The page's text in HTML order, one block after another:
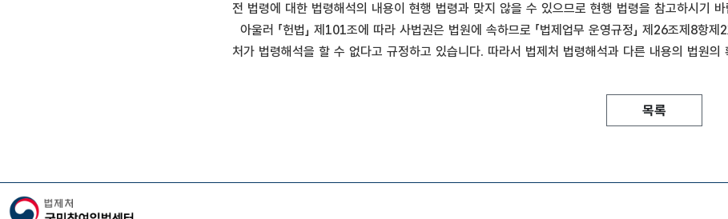
전 법령에 대한 법령해석의 내용이 현행 법령과 맞지 않을 수 있으므로 현행 법령을 참고하시기 바
아울러 「헌법」 제101조에 따라 사법권은 법원에 속하므로 「법제업무 운영규정」 제26조제8
처가 법령해석을 할 수 없다고 규정하고 있습니다. 따라서 법제처 법령해석과 다른 내용의 법원
목록